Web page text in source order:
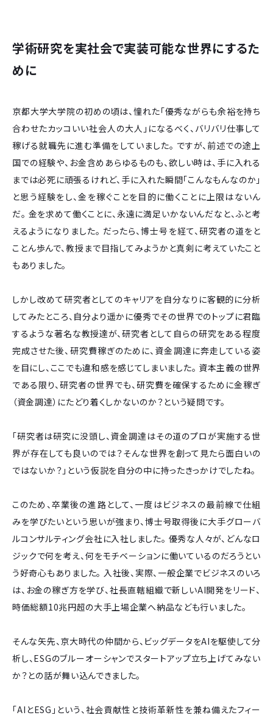
学術研究を実社会で実装可能な世界にするた
めに
京都大学大学院の初めの頃は、憧れた「優秀ながらも余裕を持ち
合わせたカッコいい社会人の大人」になるべく、バリバリ仕事して
稼げる就職先に進む準備をしていました。 ですが、前述での途上
国での経験や、お金含めあらゆるものも、欲しい時は、手に入れる
までは必死に頑張るけれど、手に入れた瞬間「こんなもんなのか」
と思う経験をし、金を稼ぐことを目的に働くことに上限はないん
だ。 金を求めて働くことに、永遠に満足いかないんだなと、ふと考
えるようになりました。 だったら、博士号を経て、研究者の道をと
ことん歩んで、教授まで目指してみようかと真剣に考えていたこと
もありました。
しかし改めて研究者としてのキャリアを自分なりに客観的に分析
してみたところ、自分より遥かに優秀でその世界でのトップに君臨
するような著名な教授達が、研究者として自らの研究をある程度
完成させた後、研究費稼ぎのために、資金調達に奔走している姿
を目にし、ここでも違和感を感じてしまいました。 資本主義の世界
である限り、研究者の世界でも、研究費を確保するために金稼ぎ
（資金調達）にたどり着くしかないのか？という疑問です。
「研究者は研究に没頭し、資金調達はその道のプロが実施する世
界が存在しても良いのでは？そんな世界を創って見たら面白いの
ではないか？」という仮説を自分の中に持ったきっかけでしたね。
このため、卒業後の進路として、一度はビジネスの最前線で仕組
みを学びたいという思いが強まり、博士号取得後に大手グローバ
ルコンサルティング会社に入社しました。 優秀な人々が、どんなロ
ジックで何を考え、何をモチベーションに働いているのだろうとい
う好奇心もありました。 入社後、実際、一般企業でビジネスのいろ
は、お金の稼ぎ方を学び、社長直轄組織で新しいAI開発をリード、
時価総額10兆円超の大手上場企業へ納品なども行いました。
そんな矢先、京大時代の仲間から、ビッグデータをAIを駆使して分
析し、ESGのブルーオーシャンでスタートアップ立ち上げてみない
か？との話が舞い込んできました。
「AIとESG」という、社会貢献性と技術革新性を兼ね備えたフィー